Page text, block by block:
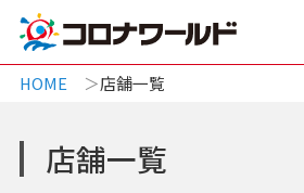
HOME 店舗一覧
店舗一覧